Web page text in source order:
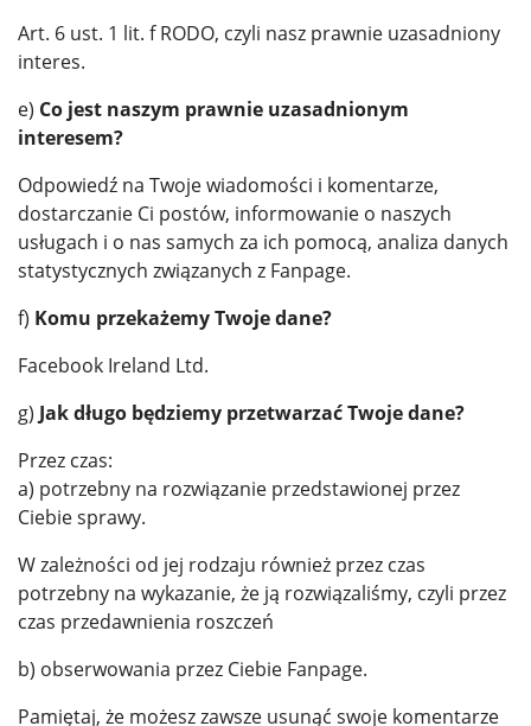
Art. 6 ust. 1 lit. f RODO, czyli nasz prawnie uzasadniony
interes.
e) Co jest naszym prawnie uzasadnionym
interesem?
Odpowiedź na Twoje wiadomości i komentarze,
dostarczanie Ci postów, informowanie o naszych
usługach i o nas samych za ich pomocą, analiza danych
statystycznych związanych z Fanpage.
f) Komu przekażemy Twoje dane?
Facebook Ireland Ltd.
g) Jak długo będziemy przetwarzać Twoje dane?
Przez czas:
a) potrzebny na rozwiązanie przedstawionej przez
Ciebie sprawy.
W zależności od jej rodzaju również przez czas
potrzebny na wykazanie, że ją rozwiązaliśmy, czyli przez
czas przedawnienia roszczeń
b) obserwowania przez Ciebie Fanpage.
Pamiętaj, że możesz zawsze usunąć swoje komentarze